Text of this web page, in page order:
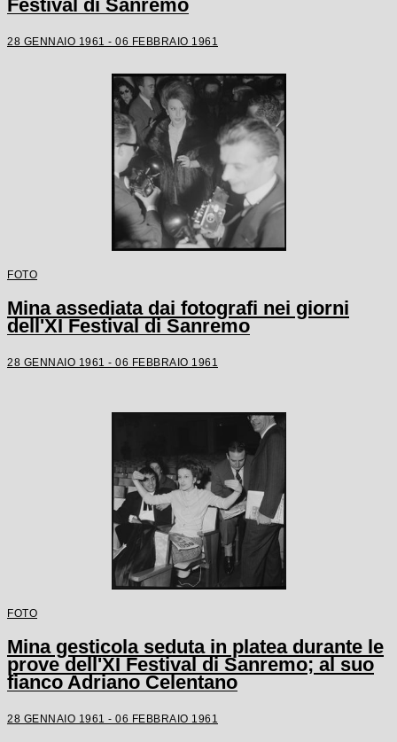
Festival di Sanremo
28 GENNAIO 1961 - 06 FEBBRAIO 1961
FOTO
Mina assediata dai fotografi nei giorni
dell'XI Festival di Sanremo
28 GENNAIO 1961 - 06 FEBBRAIO 1961
FOTO
Mina gesticola seduta in platea durante le
prove dell'XI Festival di Sanremo; al suo
fianco Adriano Celentano
28 GENNAIO 1961 - 06 FEBBRAIO 1961